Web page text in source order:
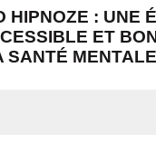
HIPNOZE : UNE
ET
SANTÉ